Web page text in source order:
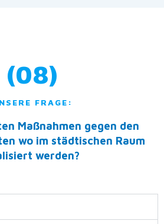
(08)
FRAGE:
Maßnahmen gegen den
wo im städtischen Raum
werden?